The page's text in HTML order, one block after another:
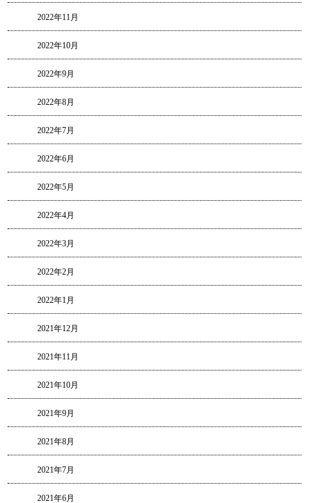
2022年11月
2022年10月
2022年9月
2022年8月
2022年7月
2022年6月
2022年5月
2022年4月
2022年3月
2022年2月
2022年1月
2021年12月
2021年11月
2021年10月
2021年9月
2021年8月
2021年7月
2021年6月